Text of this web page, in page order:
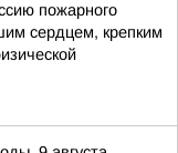
пожарного
сердцем, крепким